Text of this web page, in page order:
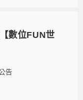
數位FUN世
告